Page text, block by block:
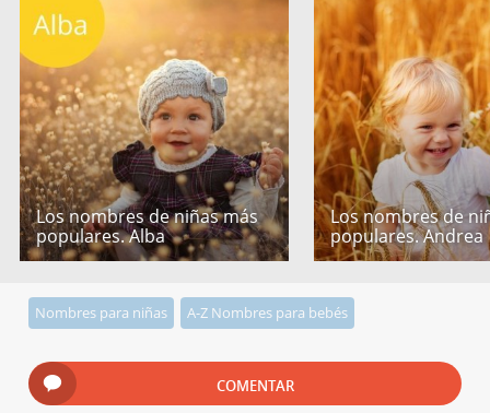
Los nombres de niñas más
populares. Alba
Los nombres de
populares. Andrea
Nombres para niñas A-Z Nombres para bebés
COMENTAR